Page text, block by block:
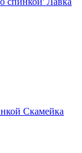
Скамейка